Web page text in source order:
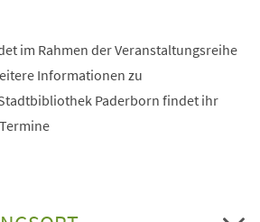
im Rahmen der Veranstaltungsreihe
Informationen zu
Paderborn findet ihr